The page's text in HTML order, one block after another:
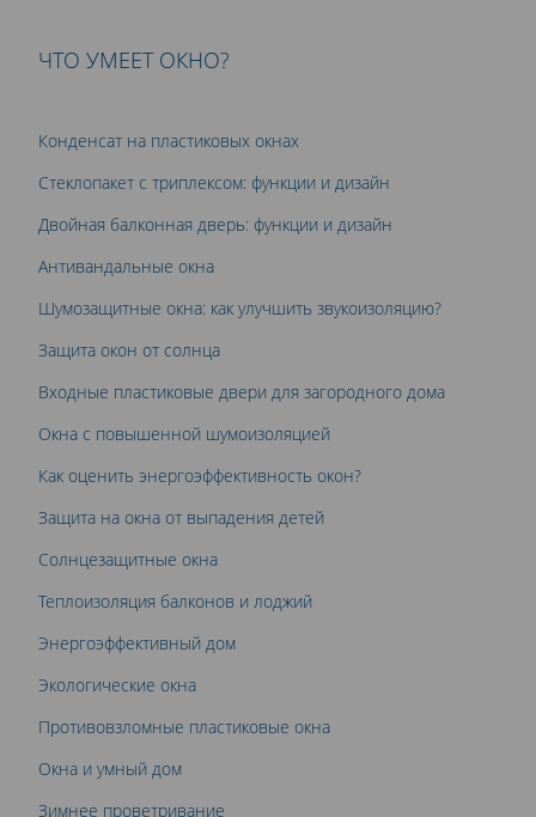
ЧТО УМЕЕТ ОКНО?
Конденсат на пластиковых окнах
Стеклопакет с триплексом: функции и дизайн
Двойная балконная дверь: функции и дизайн
Антивандальные окна
Шумозащитные окна: как улучшить звукоизоляцию?
Защита окон от солнца
Входные пластиковые двери для загородного дома
Окна с повышенной шумоизоляцией
Как оценить энергоэффективность окон?
Защита на окна от выпадения детей
Солнцезащитные окна
Теплоизоляция балконов и лоджий
Энергоэффективный дом
Экологические окна
Противовзломные пластиковые окна
Окна и умный дом
Зимнее проветривание